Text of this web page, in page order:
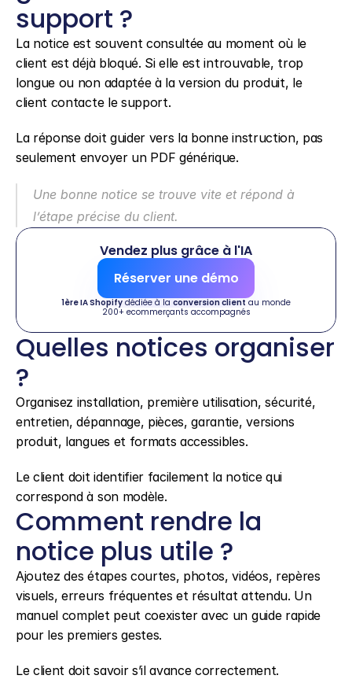
support ?
La notice est souvent consultée au moment où le
client est déjà bloqué. Si elle est introuvable, trop
longue ou non adaptée à la version du produit, le
client contacte le support.
La réponse doit guider vers la bonne instruction, pas
seulement envoyer un PDF générique.
Une bonne notice se trouve vite et répond à
l’étape précise du client.
Vendez plus grâce à l'IA
Réserver une démo
1ère IA Shopify dédiée à la conversion client au monde
200+ ecommerçants accompagnés
Quelles notices organiser
?
Organisez installation, première utilisation, sécurité,
entretien, dépannage, pièces, garantie, versions
produit, langues et formats accessibles.
Le client doit identifier facilement la notice qui
correspond à son modèle.
Comment rendre la
notice plus utile ?
Ajoutez des étapes courtes, photos, vidéos, repères
visuels, erreurs fréquentes et résultat attendu. Un
manuel complet peut coexister avec un guide rapide
pour les premiers gestes.
Le client doit savoir s’il avance correctement.